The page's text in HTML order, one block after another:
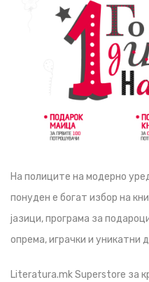
На полиците на модерно
понуден е богат избор на
јазици, програма за
опрема, играчки и уникатни
Literatura.mk Superstore за